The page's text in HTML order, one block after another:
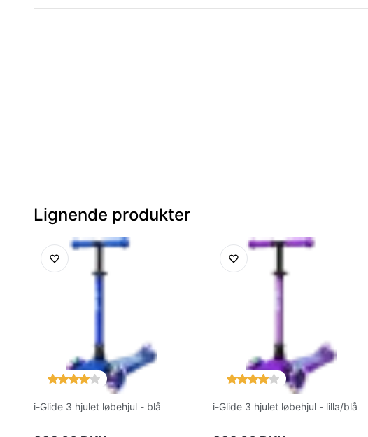
Lignende produkter
i-Glide 3 hjulet løbehjul - blå i-Glide 3 hjulet løbehjul - lilla/blå